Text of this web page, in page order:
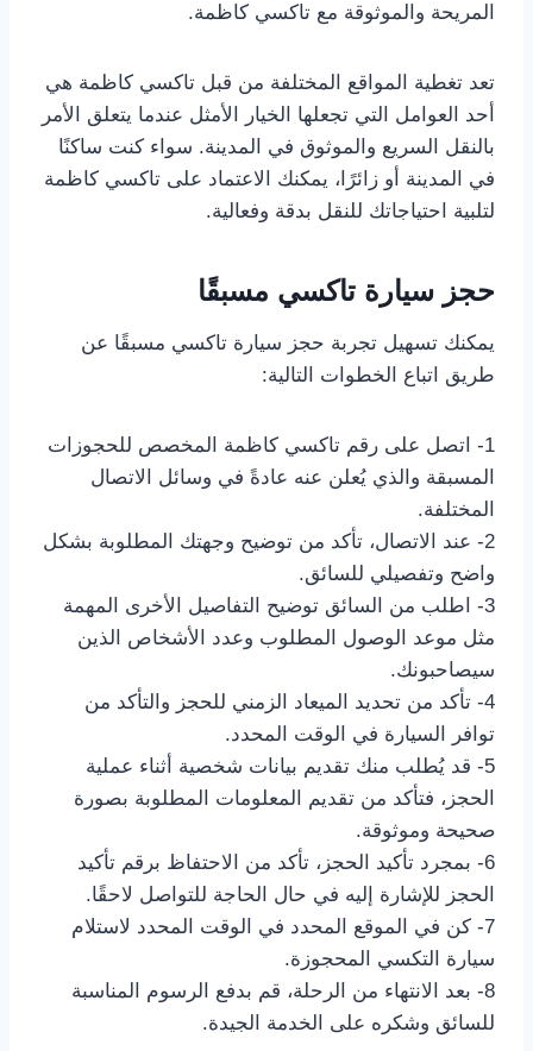
المريحة والموثوقة مع تاكسي كاظمة.
تعد تغطية المواقع المختلفة من قبل تاكسي كاظمة هي
أحد العوامل التي تجعلها الخيار الأمثل عندما يتعلق الأمر
بالنقل السريع والموثوق في المدينة. سواء كنت ساكنًا
في المدينة أو زائرًا، يمكنك الاعتماد على تاكسي كاظمة
لتلبية احتياجاتك للنقل بدقة وفعالية.
حجز سيارة تاكسي مسبقًا
يمكنك تسهيل تجربة حجز سيارة تاكسي مسبقًا عن
طريق اتباع الخطوات التالية:
1- اتصل على رقم تاكسي كاظمة المخصص للحجوزات
المسبقة والذي يُعلن عنه عادةً في وسائل الاتصال
المختلفة.
2- عند الاتصال، تأكد من توضيح وجهتك المطلوبة بشكل
واضح وتفصيلي للسائق.
3- اطلب من السائق توضيح التفاصيل الأخرى المهمة
مثل موعد الوصول المطلوب وعدد الأشخاص الذين
سيصاحبونك.
4- تأكد من تحديد الميعاد الزمني للحجز والتأكد من
توافر السيارة في الوقت المحدد.
5- قد يُطلب منك تقديم بيانات شخصية أثناء عملية
الحجز، فتأكد من تقديم المعلومات المطلوبة بصورة
صحيحة وموثوقة.
6- بمجرد تأكيد الحجز، تأكد من الاحتفاظ برقم تأكيد
الحجز للإشارة إليه في حال الحاجة للتواصل لاحقًا.
7- كن في الموقع المحدد في الوقت المحدد لاستلام
سيارة التكسي المحجوزة.
8- بعد الانتهاء من الرحلة، قم بدفع الرسوم المناسبة
للسائق وشكره على الخدمة الجيدة.